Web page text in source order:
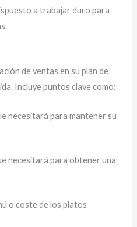
a trabajar duro para
de ventas en su plan de
Incluye puntos clave como:
necesitará para mantener su
necesitará para obtener una
o coste de los platos